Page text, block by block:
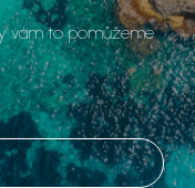
vám to pomůžeme